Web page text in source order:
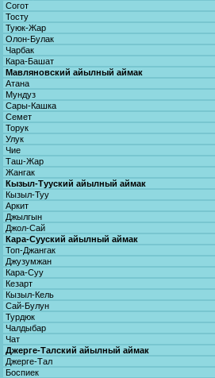
Согот
Тосту
Туюк-Жар
Олон-Булак
Чарбак
Кара-Башат
Мавляновский айылный аймак
Атана
Мундуз
Сары-Кашка
Семет
Торук
Улук
Чие
Таш-Жар
Жангак
Кызыл-Тууский айылный аймак
Кызыл-Туу
Аркит
Джылгын
Джол-Сай
Кара-Сууский айылный аймак
Топ-Джангак
Джузумжан
Кара-Суу
Кезарт
Кызыл-Кель
Сай-Булун
Турдюк
Чалдыбар
Чат
Джерге-Талский айылный аймак
Джерге-Тал
Боспиек